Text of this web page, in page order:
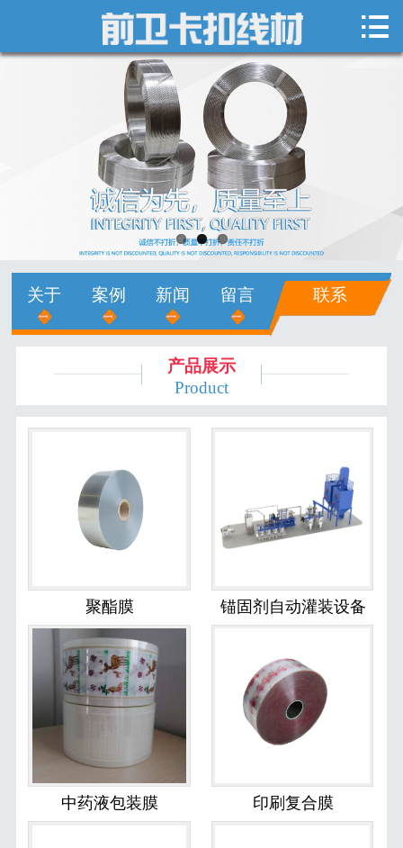
 网站首页
关于我们
新闻中心
产品展示
销售网络
人才招聘
在线留言
联系我们

关于 案例 新闻 留言 联系
产品展示
Product
聚酯膜 锚固剂自动灌装设备
中药液包装膜 印刷复合膜